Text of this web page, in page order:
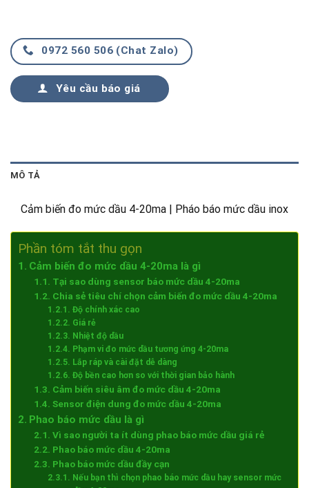
0972 560 506 (Chat Zalo)
Yêu cầu báo giá
MÔ TẢ
Cảm biến đo mức dầu 4-20ma | Pháo báo mức dầu inox
Phần tóm tắt thu gọn
Cảm biến đo mức dầu 4-20ma là gì
Tại sao dùng sensor báo mức dầu 4-20ma
Chia sẻ tiêu chí chọn cảm biến đo mức dầu 4-20ma
Độ chính xác cao
Giá rẻ
Nhiệt độ dầu
Phạm vi đo mức dầu tương ứng 4-20ma
Lắp ráp và cài đặt dễ dàng
Độ bền cao hơn so với thời gian bảo hành
Cảm biến siêu âm đo mức dầu 4-20ma
Sensor điện dung đo mức dầu 4-20ma
Phao báo mức dầu là gì
Vì sao người ta ít dùng phao báo mức dầu giá rẻ
Phao báo mức dầu 4-20ma
Phao báo mức dầu đầy cạn
Nếu bạn thì chọn phao báo mức dầu hay sensor mức